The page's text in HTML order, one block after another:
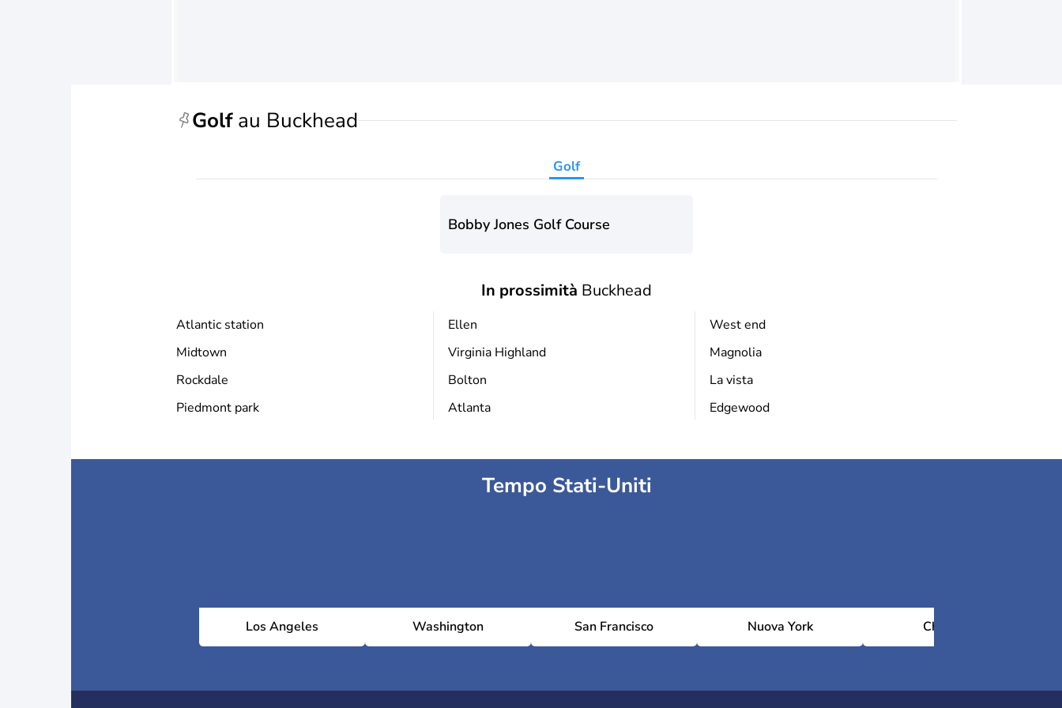
Golfau Buckhead
Golf
Bobby Jones Golf Course
In prossimità Buckhead
Atlantic station
Midtown
Rockdale
Piedmont park
Ellen
Virginia Highland
Bolton
Atlanta
West end
Magnolia
La vista
Edgewood
Tempo Stati-Uniti
Los Angeles Washington San Francisco Nuova York Chicago